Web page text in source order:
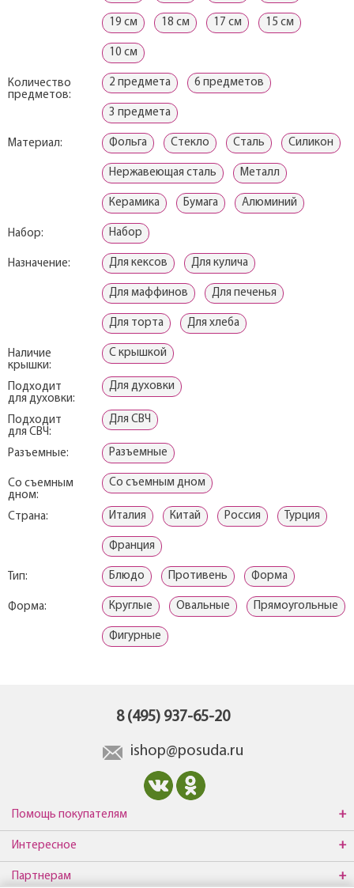
19 см 18 см 17 см 15 см
10 см
Количество
предметов:
2 предмета 6 предметов
3 предмета
Материал: Фольга Стекло Сталь Силикон
Нержавеющая сталь Металл
Керамика Бумага Алюминий
Набор: Набор
Назначение: Для кексов Для кулича
Для маффинов Для печенья
Для торта Для хлеба
Наличие
крышки:
С крышкой
Подходит
для духовки:
Для духовки
Подходит
для СВЧ:
Для СВЧ
Разъемные: Разъемные
Со съемным
дном:
Со съемным дном
Страна: Италия Китай Россия Турция
Франция
Тип: Блюдо Противень Форма
Форма: Круглые Овальные Прямоугольные
Фигурные
8 (495) 937-65-20
ishop@posuda.ru
Помощь покупателям
Интересное
Партнерам